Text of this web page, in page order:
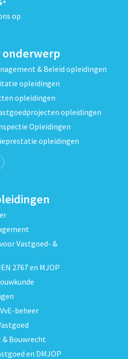
op
& Beleid opleidingen
opleidingen
opleidingen
opleidingen
Opleidingen
opleidingen
Vastgoed- &
2767 en MJOP
beheer
Bouwrecht
en DMJOP